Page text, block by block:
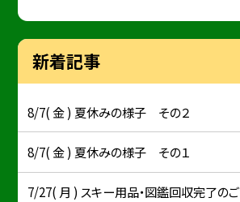
新着記事
8/7( 金 ) 夏休みの様子 その２
8/7( 金 ) 夏休みの様子 その１
7/27( 月 ) スキー用品・図鑑回収完了の